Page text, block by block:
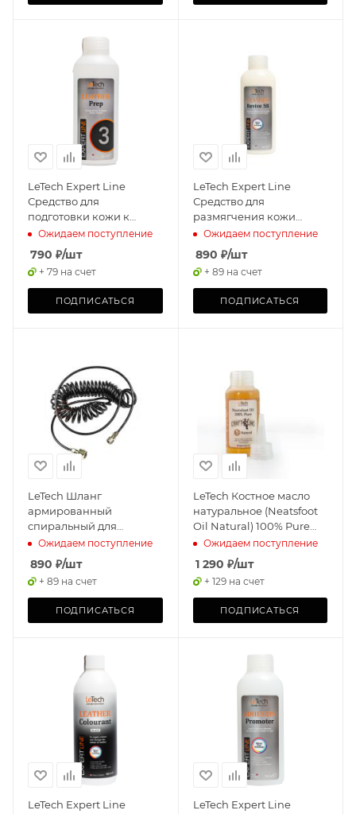
LeTech Expert Line
Средство для
подготовки кожи к
покраске (Leather Prep)
Ожидаем поступление
790 ₽/шт
+ 79 на счет
ПОДПИСАТЬСЯ
LeTech Expert Line
Средство для
размягчения кожи
(Leather Revive SB) 145мл
Ожидаем поступление
890 ₽/шт
+ 89 на счет
ПОДПИСАТЬСЯ
LeTech Шланг
армированный
спиральный для
аэрографа
Ожидаем поступление
890 ₽/шт
+ 89 на счет
ПОДПИСАТЬСЯ
LeTech Костное масло
натуральное (Neatsfoot
Oil Natural) 100% Pure
200мл
Ожидаем поступление
1 290 ₽/шт
+ 129 на счет
ПОДПИСАТЬСЯ
LeTech Expert Line
LeTech Expert Line